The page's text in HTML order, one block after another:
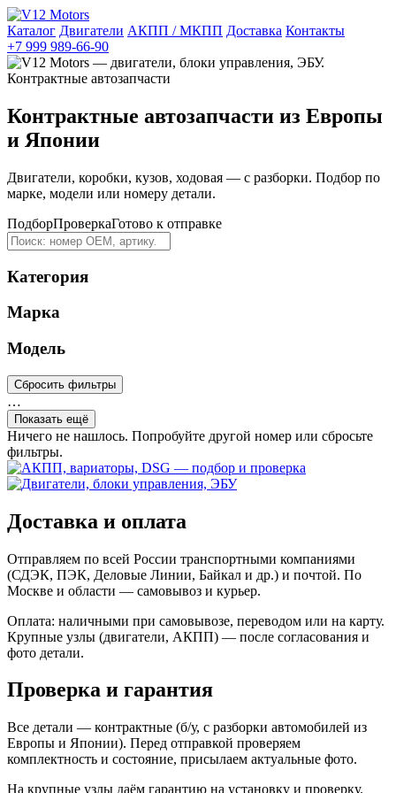
Каталог Двигатели АКПП / МКПП Доставка Контакты
+7 999 989-66-90
Контрактные автозапчасти из Европы
и Японии
Двигатели, коробки, кузов, ходовая — с разборки. Подбор по
марке, модели или номеру детали.
ПодборПроверкаГотово к отправке
Категория
Марка
Модель
Сбросить фильтры
…
Показать ещё
Ничего не нашлось. Попробуйте другой номер или сбросьте
фильтры.
Доставка и оплата
Отправляем по всей России транспортными компаниями
(СДЭК, ПЭК, Деловые Линии, Байкал и др.) и почтой. По
Москве и области — самовывоз и курьер.
Оплата: наличными при самовывозе, переводом или на карту.
Крупные узлы (двигатели, АКПП) — после согласования и
фото детали.
Проверка и гарантия
Все детали — контрактные (б/у, с разборки автомобилей из
Европы и Японии). Перед отправкой проверяем
комплектность и состояние, присылаем актуальные фото.
На крупные узлы даём гарантию на установку и проверку.